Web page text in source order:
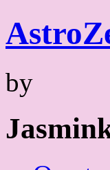
Skip
to
content
Astro
by